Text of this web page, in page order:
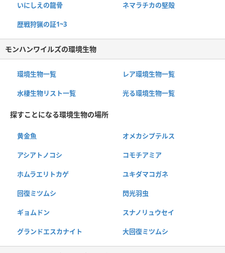
いにしえの龍骨 ネマラチカの堅殻
歴戦狩猟の証1~3
モンハンワイルズの環境生物
環境生物一覧 レア環境生物一覧
水棲生物リスト一覧 光る環境生物一覧
探すことになる環境生物の場所
黄金魚 オメカシプテルス
アシアトノコシ コモチアミア
ホムラエリトカゲ ユキダマコガネ
回復ミツムシ 閃光羽虫
ギョムドン スナノリュウセイ
グランドエスカナイト 大回復ミツムシ